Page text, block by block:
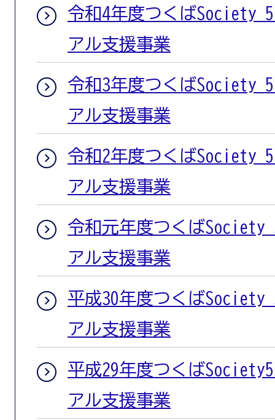
令和4年度つくばSociety
アル支援事業
令和3年度つくばSociety
アル支援事業
令和2年度つくばSociety
アル支援事業
令和元年度つくばSociety
アル支援事業
平成30年度つくばSociety
アル支援事業
平成29年度つくば
アル支援事業